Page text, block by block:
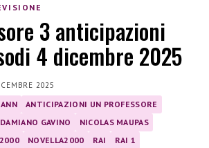
3 anticipazioni
4 dicembre 2025
2025
ANTICIPAZIONI UN PROFESSORE
DAMIANO GAVINO
NICOLAS MAUPAS
NOVELLA2000 RAI
RAI 1